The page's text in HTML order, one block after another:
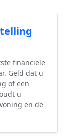
financiële
Geld dat u
of een
u
en de